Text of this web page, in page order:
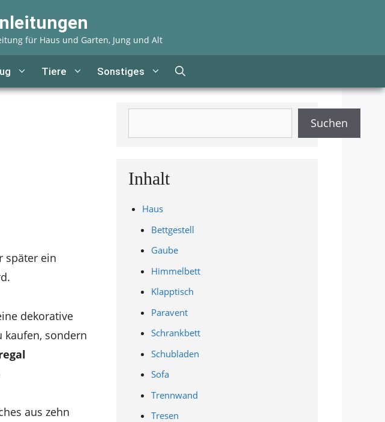
für Haus und Garten, Jung und Alt
Tiere Sonstiges
später ein
dekorative
kaufen, sondern
aus zehn
Suchen
Inhalt
Haus
Bettgestell
Gaube
Himmelbett
Klapptisch
Paravent
Schrankbett
Schubladen
Sofa
Trennwand
Tresen